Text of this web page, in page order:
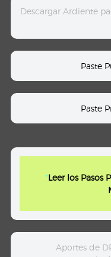
Descargar Ardiente
Paste
Paste
"Leer los Pasos
Aportes de